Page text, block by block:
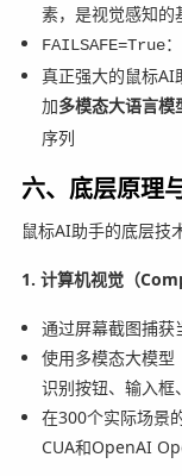
素，是视觉感知的
FAILSAFE=True
真正强大的鼠标AI
加多模态大语言模
序列
六、底层原理
鼠标AI助手的底层技
1. 计算机视觉（
通过屏幕截图捕获
使用多模态大模型
识别按钮、输入框
在300个实际场景
CUA和OpenAI